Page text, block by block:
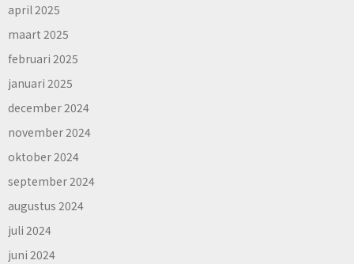
april 2025
maart 2025
februari 2025
januari 2025
december 2024
november 2024
oktober 2024
september 2024
augustus 2024
juli 2024
juni 2024